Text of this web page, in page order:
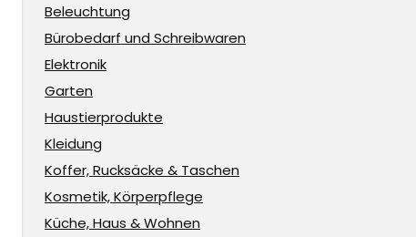
Beleuchtung
Bürobedarf und Schreibwaren
Elektronik
Garten
Haustierprodukte
Kleidung
Koffer, Rucksäcke & Taschen
Kosmetik, Körperpflege
Küche, Haus & Wohnen